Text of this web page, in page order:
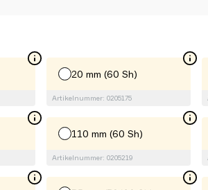
20 mm (60 Sh)
Artikelnummer: 0205175
110 mm (60 Sh)
Artikelnummer: 0205219